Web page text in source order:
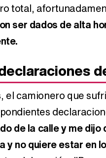
total,
ser dados de alta
el camionero que
de la calle y me
y no quiere estar en